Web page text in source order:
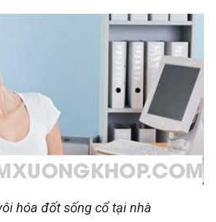
hóa đốt sống cổ tại nhà